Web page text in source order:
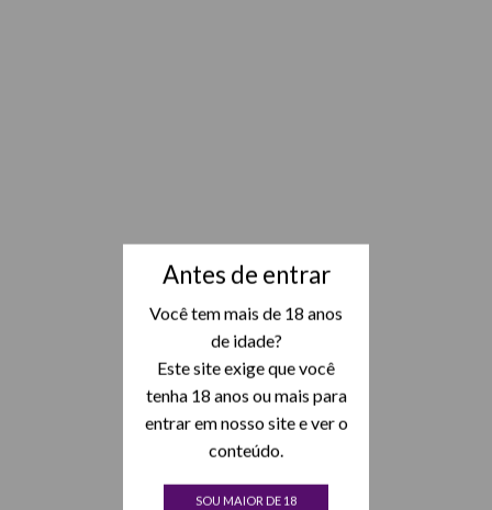
Antes de entrar
Você tem mais de 18 anos
de idade?
Este site exige que você
tenha 18 anos ou mais para
entrar em nosso site e ver o
conteúdo.
SOU MAIOR DE 18